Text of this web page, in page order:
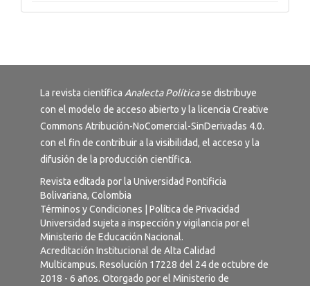
La revista científica Analecta Políticase distribuye
con el modelo de acceso abierto y la licencia Creative
Commons Atribución-NoComercial-SinDerivadas 4.0.
con el fin de contribuir a la visibilidad, el acceso y la
difusión de la producción científica.
Revista editada por la Universidad Pontificia
Bolivariana, Colombia
Términos y Condiciones | Política de Privacidad
Universidad sujeta a inspección y vigilancia por el
Ministerio de Educación Nacional.
Acreditación Institucional de Alta Calidad
Multicampus. Resolución 17228 del 24 de octubre de
2018 - 6 años. Otorgado por el Ministerio de